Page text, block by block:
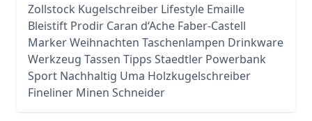
Zollstock Kugelschreiber Lifestyle Emaille
Bleistift Prodir Caran d‘Ache Faber-Castell
MarkerWeihnachten Taschenlampen Drinkware
Werkzeug Tassen Tipps Staedtler Powerbank
Sport Nachhaltig Uma Holzkugelschreiber
Fineliner Minen Schneider